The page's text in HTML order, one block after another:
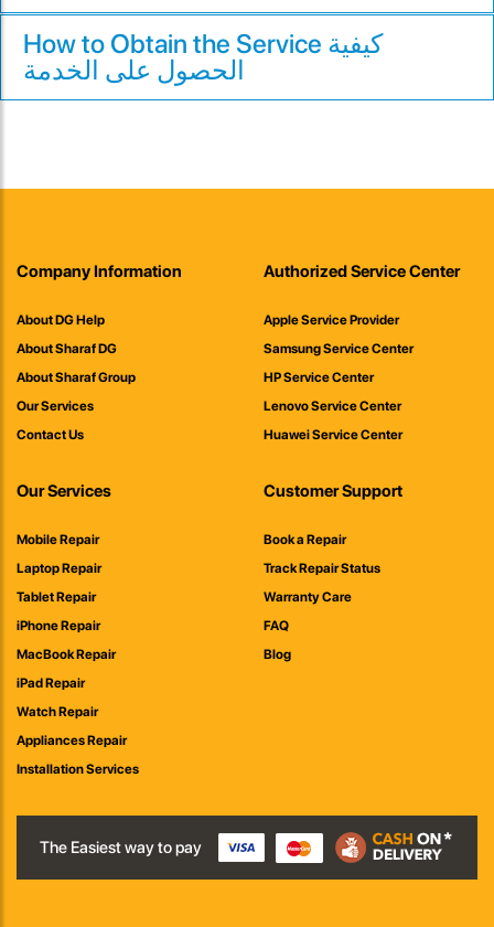
How to Obtain the Service كيفية
الحصول على الخدمة
Company Information
About DG Help
About Sharaf DG
About Sharaf Group
Our Services
Contact Us
Authorized Service Center
Apple Service Provider
Samsung Service Center
HP Service Center
Lenovo Service Center
Huawei Service Center
Our Services
Mobile Repair
Laptop Repair
Tablet Repair
iPhone Repair
MacBook Repair
iPad Repair
Watch Repair
Appliances Repair
Installation Services
Customer Support
Book a Repair
Track Repair Status
Warranty Care
FAQ
Blog
The Easiest way to pay